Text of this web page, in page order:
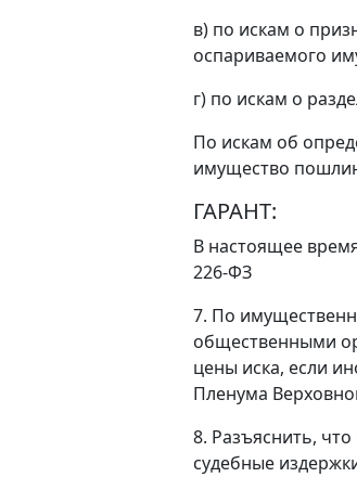
в) по искам о
оспариваемого
г) по искам о
По искам об
имущество
ГАРАНТ:
В настоящее
226-ФЗ
7. По
общественными
цены иска, если
Пленума
8. Разъяснить, что
судебные